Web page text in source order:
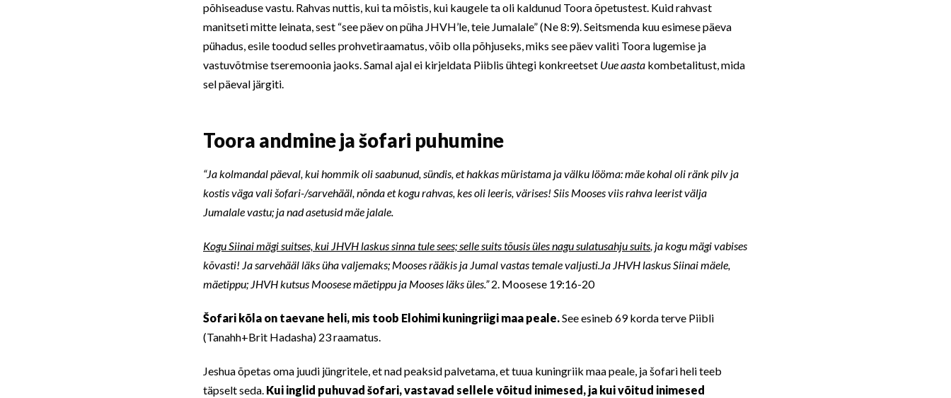
põhiseaduse vastu. Rahvas nuttis, kui ta mõistis, kui kaugele ta oli kaldunud Toora õpetustest. Kuid rahvast
manitseti mitte leinata, sest “see päev on püha JHVH’le, teie Jumalale” (Ne 8:9). Seitsmenda kuu esimese päeva
pühadus, esile toodud selles prohvetiraamatus, võib olla põhjuseks, miks see päev valiti Toora lugemise ja
vastuvõtmise tseremoonia jaoks. Samal ajal ei kirjeldata Piiblis ühtegi konkreetset Uue aasta kombetalitust, mida
sel päeval järgiti.
Toora andmine ja šofari puhumine
“Ja kolmandal päeval, kui hommik oli saabunud, sündis, et hakkas müristama ja välku lööma: mäe kohal oli ränk pilv ja
kostis väga vali šofari-/sarvehääl, nõnda et kogu rahvas, kes oli leeris, värises! Siis Mooses viis rahva leerist välja
Jumalale vastu; ja nad asetusid mäe jalale.
Kogu Siinai mägi suitses, kui JHVH laskus sinna tule sees; selle suits tõusis üles nagu sulatusahju suits, ja kogu mägi vabises
kõvasti! Ja sarvehääl läks üha valjemaks; Mooses rääkis ja Jumal vastas temale valjusti.Ja JHVH laskus Siinai mäele,
mäetippu; JHVH kutsus Moosese mäetippu ja Mooses läks üles.”2. Moosese 19:16-20
Šofari kõla on taevane heli, mis toob Elohimi kuningriigi maa peale.See esineb 69 korda terve Piibli
(Tanahh+Brit Hadasha) 23 raamatus.
Jeshua õpetas oma juudi jüngritele, et nad peaksid palvetama, et tuua kuningriik maa peale, ja šofari heli teeb
täpselt seda. Kui inglid puhuvad šofari, vastavad sellele võitud inimesed, ja kui võitud inimesed